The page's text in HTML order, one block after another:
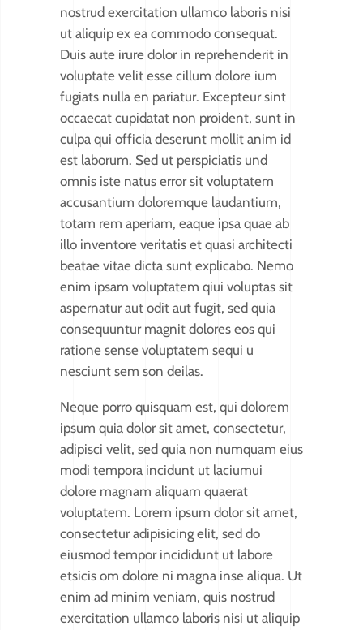
nostrud exercitation ullamco laboris nisi
ut aliquip ex ea commodo consequat.
Duis aute irure dolor in reprehenderit in
voluptate velit esse cillum dolore ium
fugiats nulla en pariatur. Excepteur sint
occaecat cupidatat non proident, sunt in
culpa qui officia deserunt mollit anim id
est laborum. Sed ut perspiciatis und
omnis iste natus error sit voluptatem
accusantium doloremque laudantium,
totam rem aperiam, eaque ipsa quae ab
illo inventore veritatis et quasi architecti
beatae vitae dicta sunt explicabo. Nemo
enim ipsam voluptatem qiui voluptas sit
aspernatur aut odit aut fugit, sed quia
consequuntur magnit dolores eos qui
ratione sense voluptatem sequi u
nesciunt sem son deilas.
Neque porro quisquam est, qui dolorem
ipsum quia dolor sit amet, consectetur,
adipisci velit, sed quia non numquam eius
modi tempora incidunt ut laciumui
dolore magnam aliquam quaerat
voluptatem. Lorem ipsum dolor sit amet,
consectetur adipisicing elit, sed do
eiusmod tempor incididunt ut labore
etsicis om dolore ni magna inse aliqua. Ut
enim ad minim veniam, quis nostrud
exercitation ullamco laboris nisi ut aliquip